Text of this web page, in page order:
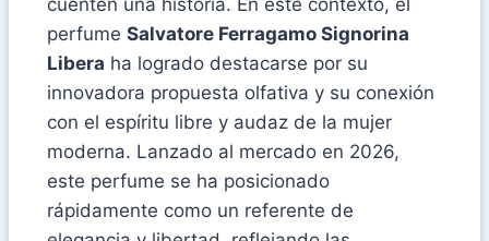
cuenten una historia. En este contexto, el
perfume Salvatore Ferragamo Signorina
Libera ha logrado destacarse por su
innovadora propuesta olfativa y su conexión
con el espíritu libre y audaz de la mujer
moderna. Lanzado al mercado en 2026,
este perfume se ha posicionado
rápidamente como un referente de